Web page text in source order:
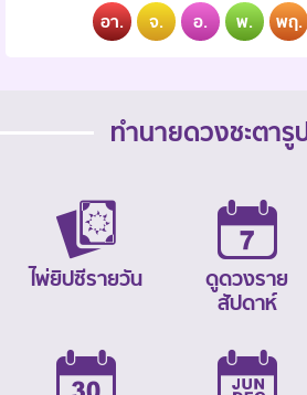
อา. จ. อ. พ. พฤ.
ทำนายดวงชะตารู
ไพ่ยิปซีรายวัน
ดูดวงราย
สัปดาห์